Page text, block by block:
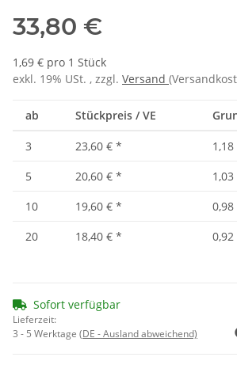
33,80 €
1,69 € pro 1 Stück
exkl. 19% USt. , zzgl. Versand
ab Stückpreis / VE
3 23,60 € *
5
20,60 € *
10
19,60 € *
20
18,40 € *
Sofort verfügbar
Lieferzeit:
3 - 5 Werktage (DE - Ausland abweichend)